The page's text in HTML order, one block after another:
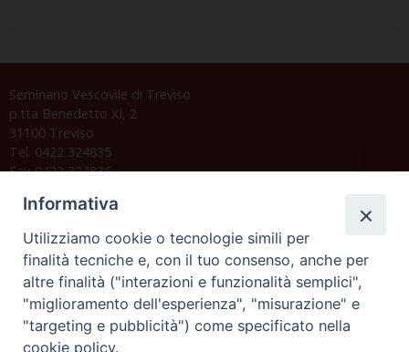
Seminario Vescovile di Treviso
p.tta Benedetto XI, 2
31100 Treviso
Tel. 0422 324835
Fax 0422 324836
C.F. 94004060268
Orario di segreteria
Lunedì 17.30-19.30
Informativa
Utilizziamo cookie o tecnologie simili per
finalità tecniche e, con il tuo consenso, anche per
altre finalità ("interazioni e funzionalità semplici",
"miglioramento dell'esperienza", "misurazione" e
"targeting e pubblicità") come specificato nella
cookie policy.